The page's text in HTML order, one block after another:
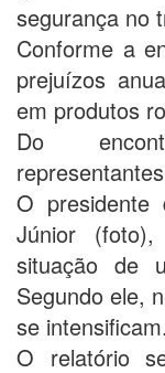
segurança no
Conforme a
prejuízos
em produtos
Do
O presidente
Júnior
situação de
Segundo ele,
se intensificam.
O relatório